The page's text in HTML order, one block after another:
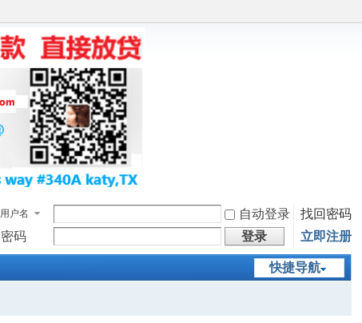
用户名 自动登录
找回密码
密码
登录 立即注册
快捷导航